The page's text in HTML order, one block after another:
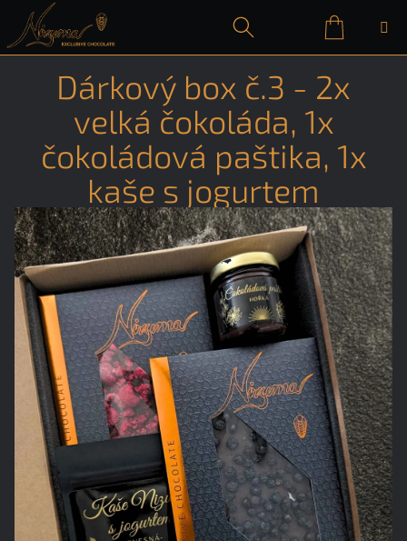
obsah
HledatPřihlášeníNákupní
Dárkový box č.3 - 2x
velká čokoláda, 1x
čokoládová paštika, 1x
kaše s jogurtem